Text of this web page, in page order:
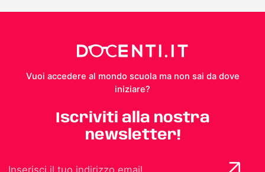
Vuoi accedere al mondo scuola ma non sai da dove
iniziare?
Iscriviti alla nostra
newsletter!